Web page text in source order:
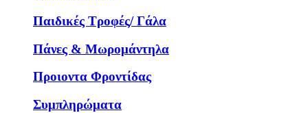
Παιδικές Τροφές/ Γάλα
Πάνες & Μωρομάντηλα
Προιοντα Φροντίδας
Συμπληρώματα